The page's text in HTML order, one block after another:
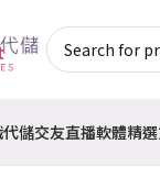
儲交友直播軟體精